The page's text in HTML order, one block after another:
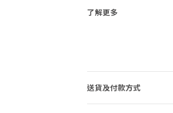
了解更多
送貨及付款方式